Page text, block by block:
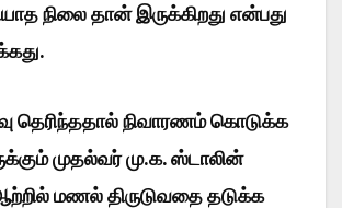
நிலை தான் இருக்கிறது என்பது
தெரிந்ததால் நிவாரணம் கொடுக்க
முதல்வர் மு.க. ஸ்டாலின்
மணல் திருடுவதை தடுக்க